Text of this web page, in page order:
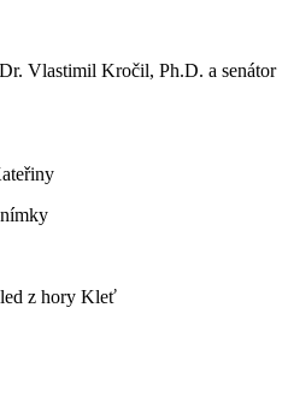
Vlastimil Kročil, Ph.D. a senátor
z hory Kleť